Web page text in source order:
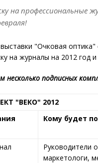
на профессиональные
"Очковая
на журналы на 2012 год
несколько подписных
"ВЕКО" 2012
Кому будет
Руководители
маркетологи,